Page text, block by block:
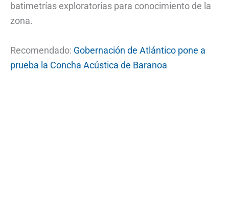
batimetrías exploratorias para conocimiento de la
zona.
Recomendado: Gobernación de Atlántico pone a
prueba la Concha Acústica de Baranoa